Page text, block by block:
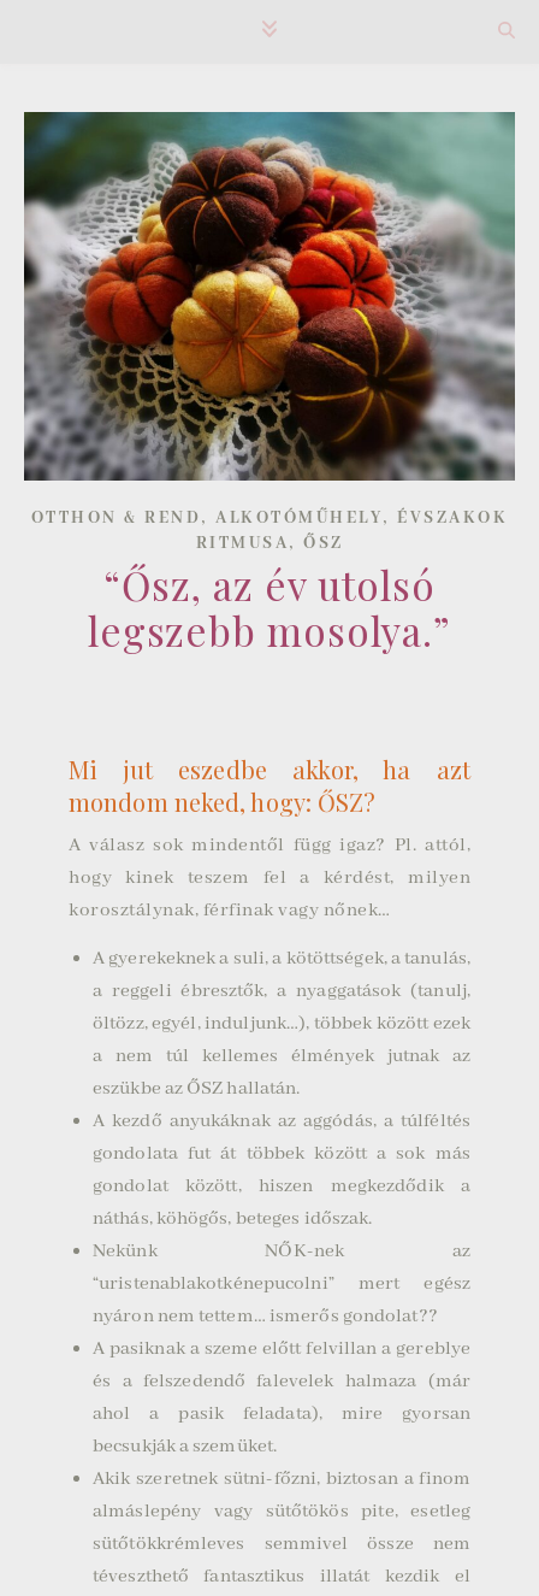
OTTHON & REND ,ALKOTÓMŰHELY,ÉVSZAKOK
RITMUSA, ŐSZ
“Ősz, az év utolsó
legszebb mosolya.”
Mi jut eszedbe akkor, ha azt
mondom neked, hogy: ŐSZ?
A válasz sok mindentől függ igaz? Pl. attól,
hogy kinek teszem fel a kérdést, milyen
korosztálynak, férfinak vagy nőnek…
A gyerekeknek a suli, a kötöttségek, a tanulás,
a reggeli ébresztők, a nyaggatások (tanulj,
öltözz, egyél, induljunk…), többek között ezek
a nem túl kellemes élmények jutnak az
eszükbe az ŐSZ hallatán.
A kezdő anyukáknak az aggódás, a túlféltés
gondolata fut át többek között a sok más
gondolat között, hiszen megkezdődik a
náthás, köhögős, beteges időszak.
Nekünk NŐK-nek az
“uristenablakotkénepucolni” mert egész
nyáron nem tettem… ismerős gondolat??
A pasiknak a szeme előtt felvillan a gereblye
és a felszedendő falevelek halmaza (már
ahol a pasik feladata), mire gyorsan
becsukják a szemüket.
Akik szeretnek sütni-főzni, biztosan a finom
almáslepény vagy sütőtökös pite, esetleg
sütőtökkrémleves semmivel össze nem
téveszthető fantasztikus illatát kezdik el